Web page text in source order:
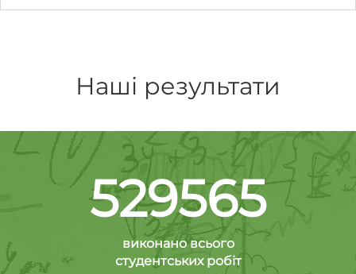
Наші результати
529565
виконано всього
студентських робіт